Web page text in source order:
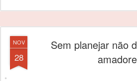
NOV
28
Sem planejar não